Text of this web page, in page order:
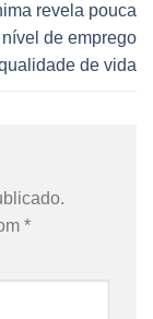
revela pouca
de emprego
de vida
*